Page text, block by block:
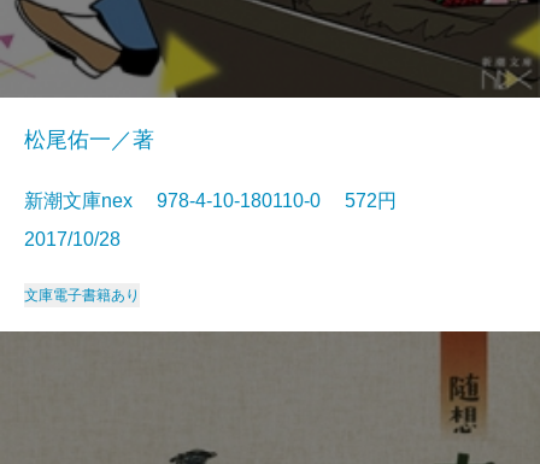
松尾佑一／著
新潮文庫nex 978-4-10-180110-0 572円
2017/10/28
文庫電子書籍あり